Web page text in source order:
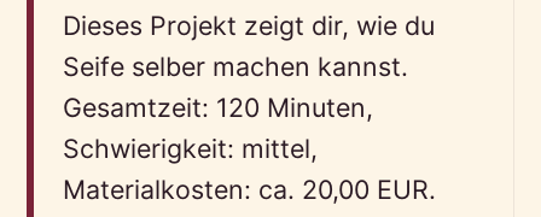
Dieses Projekt zeigt dir, wie du
Seife selber machen kannst.
Gesamtzeit: 120 Minuten,
Schwierigkeit: mittel,
Materialkosten: ca. 20,00 EUR.